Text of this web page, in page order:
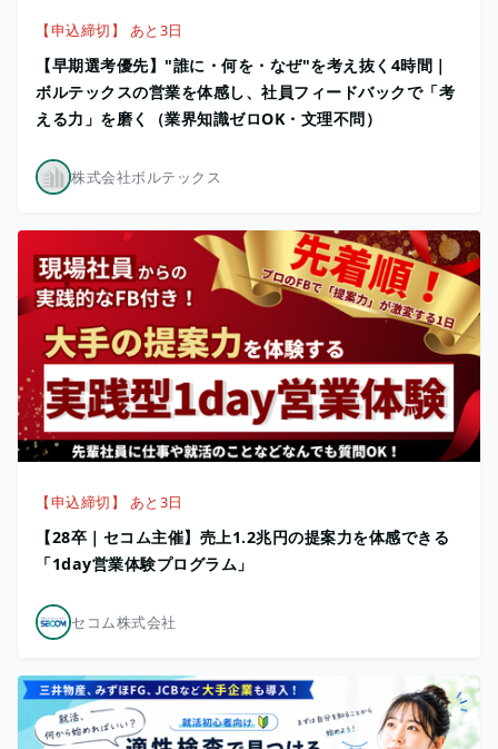
【申込締切】 あと3日
【早期選考優先】"誰に・何を・なぜ"を考え抜く4時間｜
ボルテックスの営業を体感し、社員フィードバックで「考
える力」を磨く（業界知識ゼロOK・文理不問）
株式会社ボルテックス
【申込締切】 あと3日
【28卒｜セコム主催】売上1.2兆円の提案力を体感できる
「1day営業体験プログラム」
セコム株式会社